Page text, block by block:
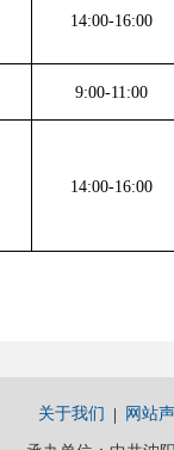
14:00-16:00
9:00-11:00
14:00-16:00
关于我们 网站